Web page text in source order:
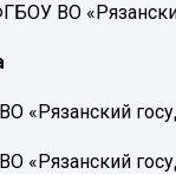
ВО
«Рязанский
«Рязанский